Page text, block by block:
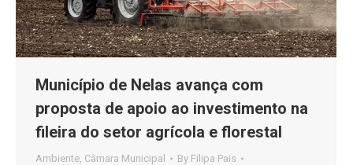
Município de Nelas avança com
proposta de apoio ao investimento na
fileira do setor agrícola e florestal
Ambiente Câmara Municipal By Filipa Pais